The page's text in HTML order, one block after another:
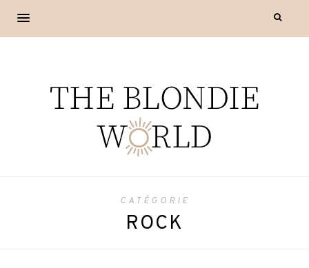
CATÉGORIE
ROCK